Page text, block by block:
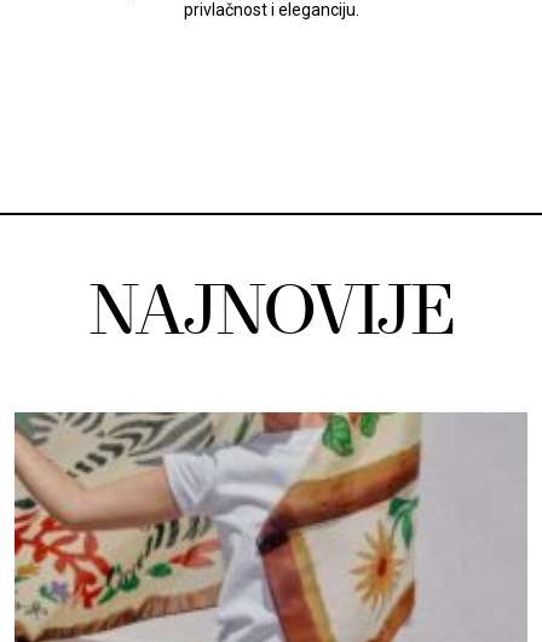
privlačnost i eleganciju.
NAJNOVIJE